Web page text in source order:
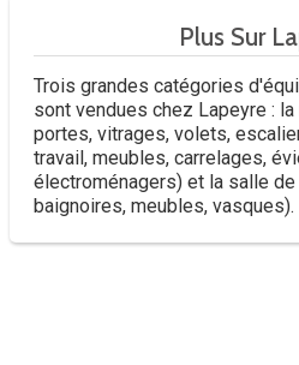
Plus Sur
Trois grandes catégories
sont vendues chez Lapeyre :
portes, vitrages, volets,
travail, meubles, carrelages,
électroménagers) et la salle
baignoires, meubles, vasques).